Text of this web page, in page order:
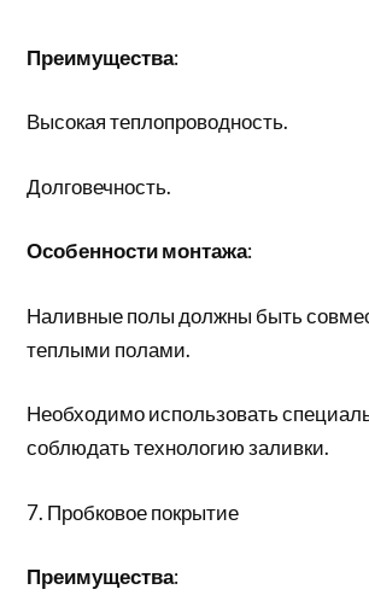
Преимущества:
Высокая теплопроводность.
Долговечность.
Особенности монтажа:
Наливные полы должны быть
теплыми полами.
Необходимо использовать
соблюдать технологию заливки.
7. Пробковое покрытие
Преимущества: